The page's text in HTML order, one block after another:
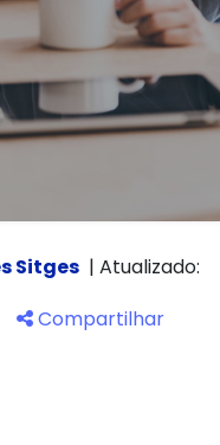
Sitges | Atualizado:
Compartilhar